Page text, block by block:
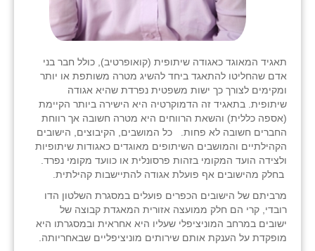
תאגיד המאוגד כאגודה שיתופית (קואופרטיב), כולל חבר בני
אדם שהחליטו להתאגד ביחד להשיג מטרה משותפת או יותר
ומקימים לצורך כך ישות משפטית נפרדת שהיא אגודה
שיתופית. בתאגיד זה הדמוקרטיה היא הישירה ביותר הקיימת
(אספה כללית) והשאת הרווחים היא מטרה חשובה אך רווחת
החברים חשובה לא פחות. כל המושבים, הקיבוצים, הישובים
הקהילתיים והמושבים השיתופים מאוגדים כאגודות שיתופיות
ולצידה הועד המקומי בזהות פרסונלית או כוועד מקומי נפרד.
בחלק מהישובים אף פועלת אגודה להתיישבות קהילתית.
מרביתם של הישובים הכפרים פועלים במסגרת השלטון הדו
רובדי, קרי הם חלק ממועצה אזורית המאגדת קבוצה של
ישובים במרחב המוניציפלי שעליו היא אחראית ובמסגרתו היא
מופקדת על הענקת אותם שירותים מוניציפליים שבאחריותה.